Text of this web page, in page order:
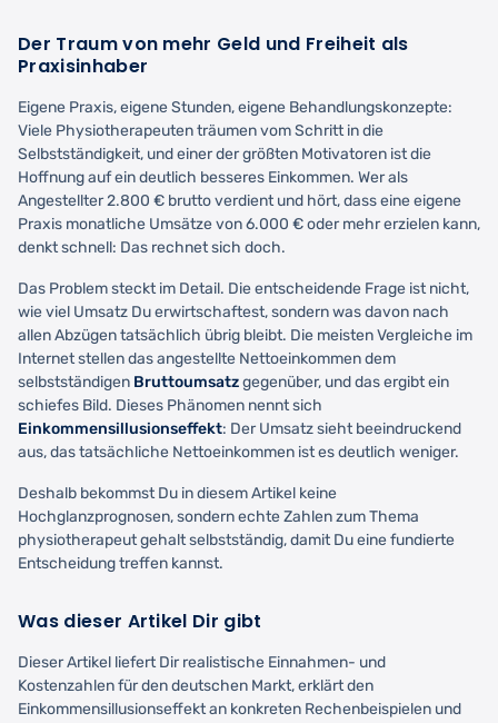
Der Traum von mehr Geld und Freiheit als
Praxisinhaber
Eigene Praxis, eigene Stunden, eigene Behandlungskonzepte:
Viele Physiotherapeuten träumen vom Schritt in die
Selbstständigkeit, und einer der größten Motivatoren ist die
Hoffnung auf ein deutlich besseres Einkommen. Wer als
Angestellter 2.800 € brutto verdient und hört, dass eine eigene
Praxis monatliche Umsätze von 6.000 € oder mehr erzielen kann,
denkt schnell: Das rechnet sich doch.
Das Problem steckt im Detail. Die entscheidende Frage ist nicht,
wie viel Umsatz Du erwirtschaftest, sondern was davon nach
allen Abzügen tatsächlich übrig bleibt. Die meisten Vergleiche im
Internet stellen das angestellte Nettoeinkommen dem
selbstständigen Bruttoumsatzgegenüber, und das ergibt ein
schiefes Bild. Dieses Phänomen nennt sich
Einkommensillusionseffekt: Der Umsatz sieht beeindruckend
aus, das tatsächliche Nettoeinkommen ist es deutlich weniger.
Deshalb bekommst Du in diesem Artikel keine
Hochglanzprognosen, sondern echte Zahlen zum Thema
physiotherapeut gehalt selbstständig, damit Du eine fundierte
Entscheidung treffen kannst.
Was dieser Artikel Dir gibt
Dieser Artikel liefert Dir realistische Einnahmen- und
Kostenzahlen für den deutschen Markt, erklärt den
Einkommensillusionseffekt an konkreten Rechenbeispielen und